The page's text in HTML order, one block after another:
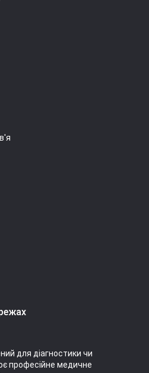
для діагностики чи
професійне медичне